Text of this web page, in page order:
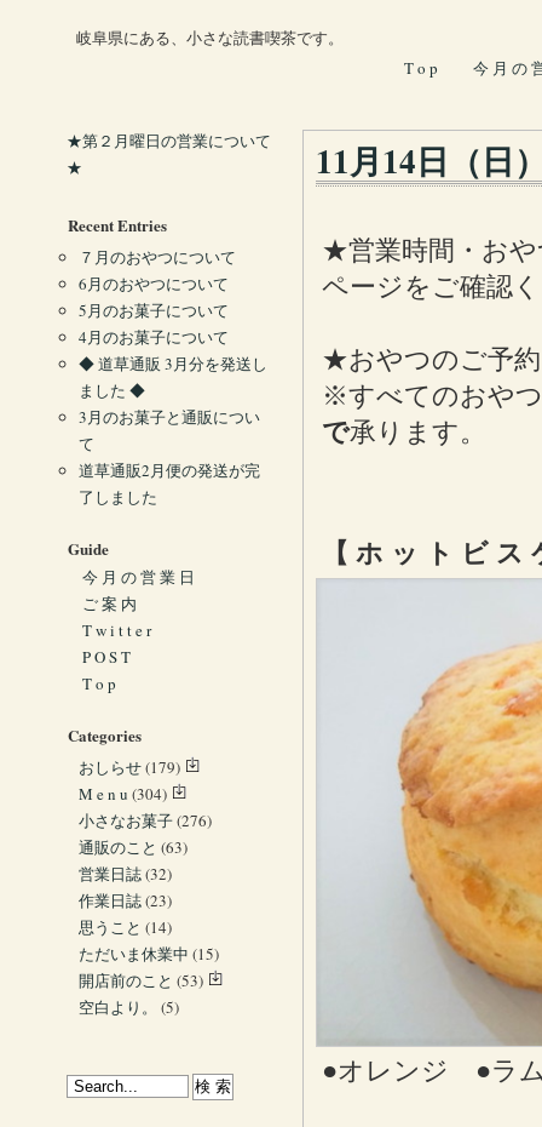
岐阜県にある、小さな読書喫茶です。
T o p
今 月 の
11月14日（日
★営業時間・お
ページをご確認
★おやつのご予
※すべてのおや
で承ります。
【 ホ ッ ト ビ ス
●オレンジ ●ラ
★第２月曜日の営業について
★
Recent Entries
７月のおやつについて
6月のおやつについて
5月のお菓子について
4月のお菓子について
◆ 道草通販 3月分を発送し
ました ◆
3月のお菓子と通販につい
て
道草通販2月便の発送が完
了しました
Guide
今 月 の 営 業 日
ご 案 内
T w i t t e r
P O S T
T o p
Categories
おしらせ(179)
M e n u (304)
小さなお菓子(276)
通販のこと (63)
営業日誌(32)
作業日誌(23)
思うこと (14)
ただいま休業中 (15)
開店前のこと (53)
空白より。
(5)